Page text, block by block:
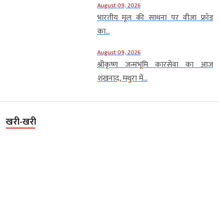
August 09, 2026
भारतीय मूल की साधना पर वीजा फ्रॉड
का...
August 09, 2026
श्रीकृष्ण जन्मभूमि कारसेवा का आज
शंखनाद, मथुरा में...
खरी-खरी